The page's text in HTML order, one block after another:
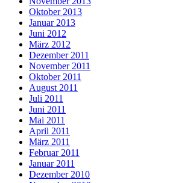
Oktober 2013
Januar 2013
Juni 2012
März 2012
Dezember 2011
November 2011
Oktober 2011
August 2011
Juli 2011
Juni 2011
Mai 2011
April 2011
März 2011
Februar 2011
Januar 2011
Dezember 2010